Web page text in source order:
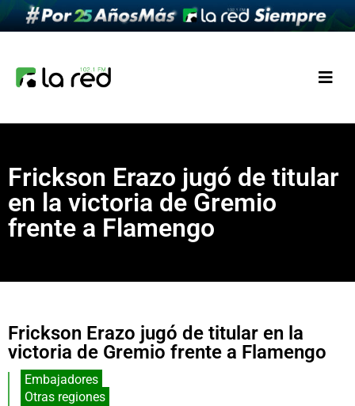
Frickson Erazo jugó de titular
en la victoria de Gremio
frente a Flamengo
Frickson Erazo jugó de titular en la
victoria de Gremio frente a Flamengo
Embajadores
Otras regiones